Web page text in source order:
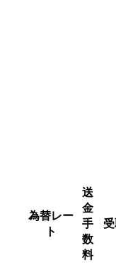
為替レー
ト
送
金
手
数
料